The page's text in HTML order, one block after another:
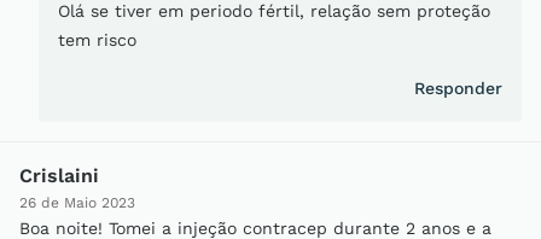
Olá se tiver em periodo fértil, relação sem proteção
tem risco
Responder
Crislaini
26 de Maio 2023
Boa noite! Tomei a injeção contracep durante 2 anos e a